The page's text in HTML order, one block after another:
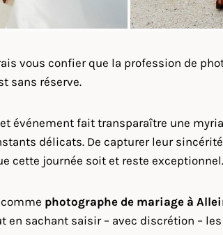
vous confier que la profession de
sans réserve.
événement fait transparaître une
délicats. De capturer leur
cette journée soit et reste exceptionnel.
photographe de mariage à
en sachant saisir – avec discrétion –